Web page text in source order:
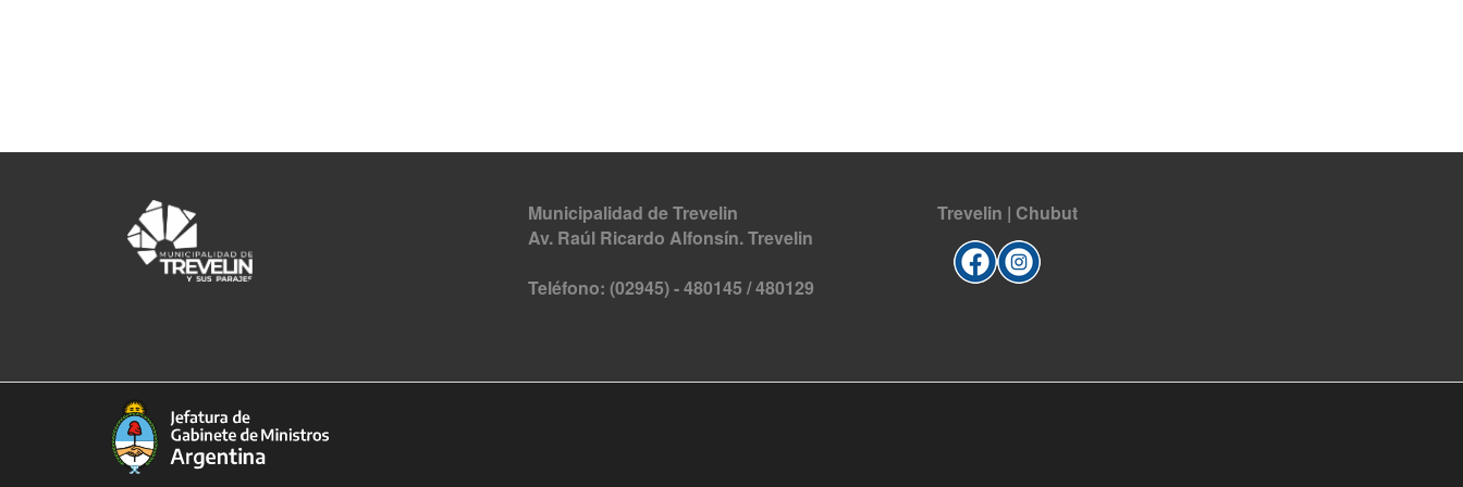
Municipalidad de Trevelin
Av. Raúl Ricardo Alfonsín. Trevelin
Teléfono: (02945) - 480145 / 480129
Trevelin | Chubut